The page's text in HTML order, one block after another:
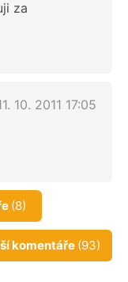
za
10. 2011 17:05
(8)
komentáře (93)